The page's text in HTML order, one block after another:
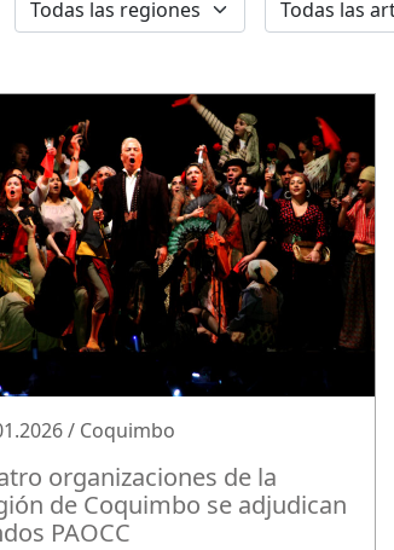
/ Coquimbo
organizaciones de la
de Coquimbo se adjudican
PAOCC